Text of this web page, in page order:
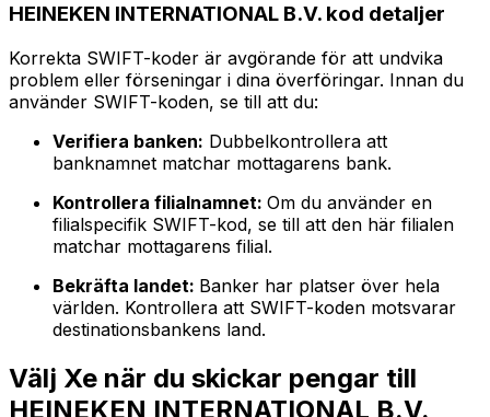
HEINEKEN INTERNATIONAL B.V. kod detaljer
Korrekta SWIFT-koder är avgörande för att undvika
problem eller förseningar i dina överföringar. Innan du
använder SWIFT-koden, se till att du:
Verifiera banken: Dubbelkontrollera att
banknamnet matchar mottagarens bank.
Kontrollera filialnamnet: Om du använder en
filialspecifik SWIFT-kod, se till att den här filialen
matchar mottagarens filial.
Bekräfta landet: Banker har platser över hela
världen. Kontrollera att SWIFT-koden motsvarar
destinationsbankens land.
Välj Xe när du skickar pengar till
HEINEKEN INTERNATIONAL B.V.